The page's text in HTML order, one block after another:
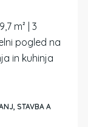
m² | 3
pogled na
in kuhinja
STAVBA A